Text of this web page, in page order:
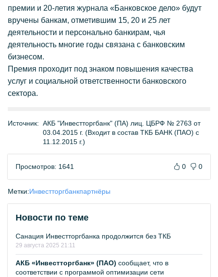
премии и 20-летия журнала «Банковское дело» будут
вручены банкам, отметившим 15, 20 и 25 лет
деятельности и персонально банкирам, чья
деятельность многие годы связана с банковским
бизнесом.
Премия проходит под знаком повышения качества
услуг и социальной ответственности банковского
сектора.
Источник: АКБ "Инвестторгбанк" (ПА) лиц. ЦБРФ № 2763 от
03.04.2015 г. (Входит в состав ТКБ БАНК (ПАО) с
11.12.2015 г.)
Просмотров: 1641 0 0
Метки:Инвестторгбанкпартнёры
Новости по теме
Санация Инвестторгбанка продолжится без ТКБ
29 августа 2025 21:11
АКБ «Инвестторгбанк» (ПАО) сообщает, что в
соответствии с программой оптимизации сети